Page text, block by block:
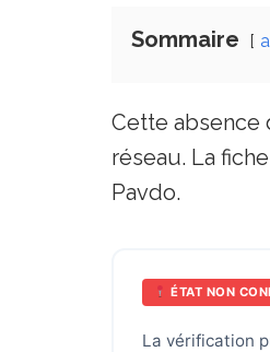
Sommaire
Cette absence
réseau. La
Pavdo.
ÉTAT NON
La vérification